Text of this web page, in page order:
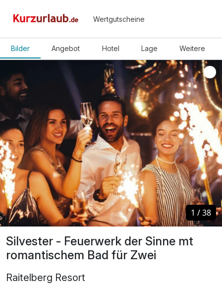
Wertgutscheine
Bilder Angebot Hotel Lage Weitere
Silvester - Feuerwerk der Sinne mt
romantischem Bad für Zwei
Raitelberg Resort
1 /38
1 /38